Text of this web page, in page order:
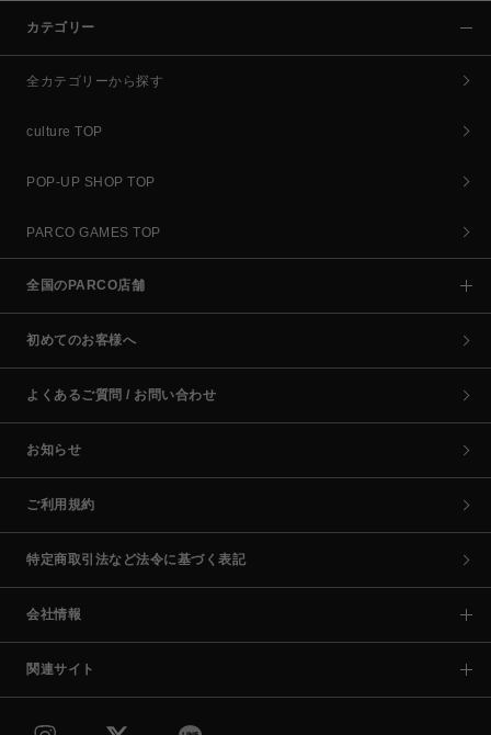
カテゴリー
全カテゴリーから探す
culture TOP
POP-UP SHOP TOP
PARCO GAMES TOP
全国のPARCO店舗
初めてのお客様へ
よくあるご質問 / お問い合わせ
お知らせ
ご利用規約
特定商取引法など法令に基づく表記
会社情報
関連サイト